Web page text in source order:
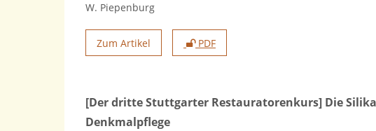
W. Piepenburg
Zum Artikel PDF
[Der dritte Stuttgarter Restauratorenkurs] Die
Denkmalpflege